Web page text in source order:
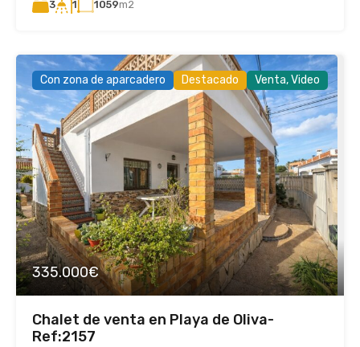
3 1 1059m2
Con zona de aparcadero Destacado Venta, Video
335.000€
Chalet de venta en Playa de Oliva-
Ref:2157